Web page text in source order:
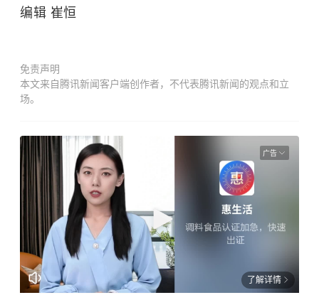
编辑 崔恒
免责声明
本文来自腾讯新闻客户端创作者，不代表腾讯新闻的观点和立
场。
广告
了解详情